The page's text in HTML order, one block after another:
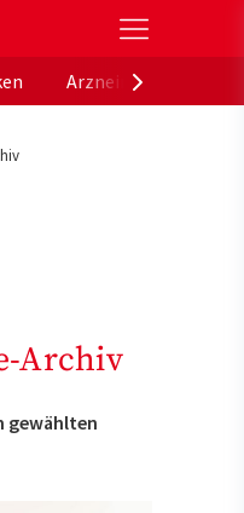
Gesundheitsportal der
Archiv
gewählten